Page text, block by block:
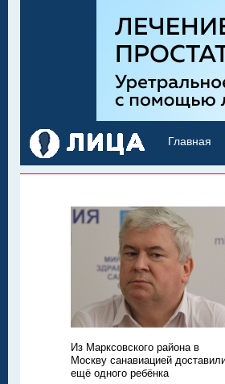
Главная
Из Марксовского района в
Москву санавиацией
ещё одного ребёнка